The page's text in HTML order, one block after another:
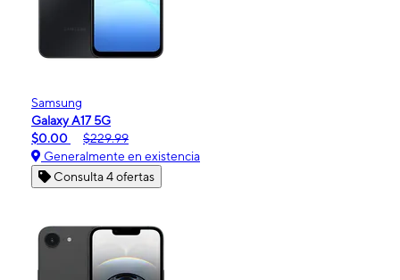
Samsung
Galaxy A17 5G
$0.00
$229.99
Generalmente en existencia
Consulta 4 ofertas